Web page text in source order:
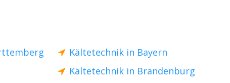
Kältetechnik in Bayern
Kältetechnik in Brandenburg